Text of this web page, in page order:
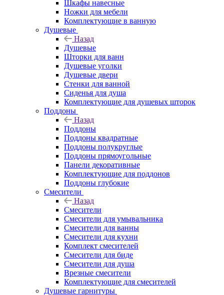
Шкафы навесные
Ножки для мебели
Комплектующие в ванную
Душевые
Назад
Душевые
Шторки для ванн
Душевые уголки
Душевые двери
Стенки для ванной
Сиденья для душа
Комплектующие для душевых шторок
Поддоны
Назад
Поддоны
Поддоны квадратные
Поддоны полукруглые
Поддоны прямоугольные
Панели декоративные
Комплектующие для поддонов
Поддоны глубокие
Смесители
Назад
Смесители
Смесители для умывальника
Смесители для ванны
Смесители для кухни
Комплект смесителей
Смесители для биде
Смесители для душа
Врезные смесители
Комплектующие для смесителей
Душевые гарнитуры